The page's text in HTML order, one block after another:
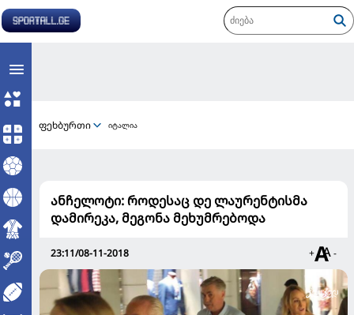
ფეხბურთი იტალია
ანჩელოტი: როდესაც დე ლაურენტისმა
დამირეკა, მეგონა მეხუმრებოდა
23:11/08-11-2018 + -